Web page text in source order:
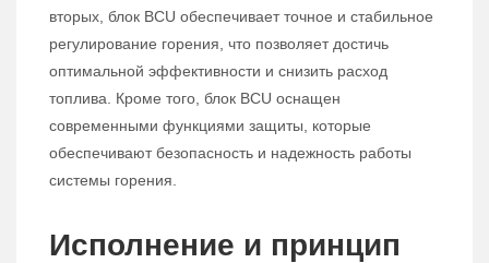
вторых, блок BCU обеспечивает точное и стабильное
регулирование горения, что позволяет достичь
оптимальной эффективности и снизить расход
топлива. Кроме того, блок BCU оснащен
современными функциями защиты, которые
обеспечивают безопасность и надежность работы
системы горения.
Исполнение и принцип